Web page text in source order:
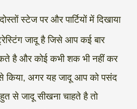
i
n
k
o
p
n
h
a
दोस्तों स्टेज पर और पार्टियों में दिखाया
जादू है जिसे आप कई बार
है और कोई कभी शक भी नहीं कर
किया, अगर यह जादू आप को पसंद
से जादू सीखना चाहते है तो